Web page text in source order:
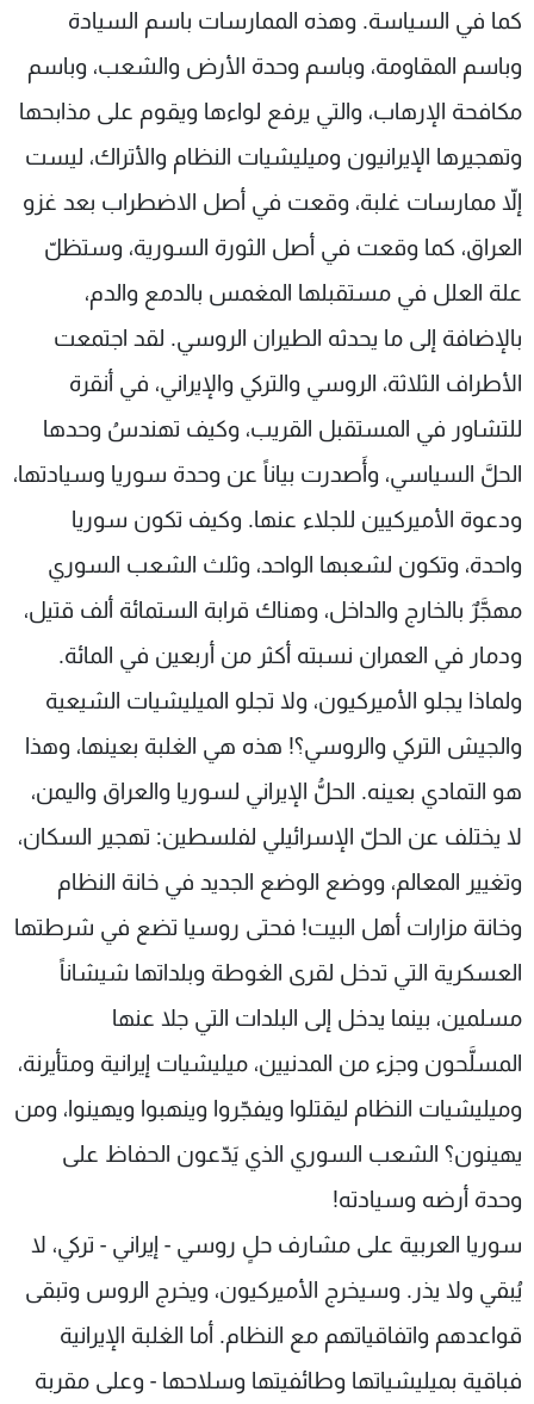
كما في السياسة. وهذه الممارسات باسم السيادة
وباسم المقاومة، وباسم وحدة الأرض والشعب، وباسم
مكافحة الإرهاب، والتي يرفع لواءها ويقوم على مذابحها
وتهجيرها الإيرانيون وميليشيات النظام والأتراك، ليست
إلاّ ممارسات غلبة، وقعت في أصل الاضطراب بعد غزو
العراق، كما وقعت في أصل الثورة السورية، وستظلّ
علة العلل في مستقبلها المغمس بالدمع والدم،
بالإضافة إلى ما يحدثه الطيران الروسي. لقد اجتمعت
الأطراف الثلاثة، الروسي والتركي والإيراني، في أنقرة
للتشاور في المستقبل القريب، وكيف تهندسُ وحدها
الحلَّ السياسي، وأَصدرت بياناً عن وحدة سوريا وسيادتها،
ودعوة الأميركيين للجلاء عنها. وكيف تكون سوريا
واحدة، وتكون لشعبها الواحد، وثلث الشعب السوري
مهجَّرٌ بالخارج والداخل، وهناك قرابة الستمائة ألف قتيل،
ودمار في العمران نسبته أكثر من أربعين في المائة.
ولماذا يجلو الأميركيون، ولا تجلو الميليشيات الشيعية
والجيش التركي والروسي؟! هذه هي الغلبة بعينها، وهذا
هو التمادي بعينه. الحلُّ الإيراني لسوريا والعراق واليمن،
لا يختلف عن الحلّ الإسرائيلي لفلسطين: تهجير السكان،
وتغيير المعالم، ووضع الوضع الجديد في خانة النظام
وخانة مزارات أهل البيت! فحتى روسيا تضع في شرطتها
العسكرية التي تدخل لقرى الغوطة وبلداتها شيشاناً
مسلمين، بينما يدخل إلى البلدات التي جلا عنها
المسلَّحون وجزء من المدنيين، ميليشيات إيرانية ومتأيرنة،
وميليشيات النظام ليقتلوا ويفجّروا وينهبوا ويهينوا، ومن
يهينون؟ الشعب السوري الذي يَدّعون الحفاظ على
وحدة أرضه وسيادته!
سوريا العربية على مشارف حلٍ روسي - إيراني - تركي، لا
يُبقي ولا يذر. وسيخرج الأميركيون، ويخرج الروس وتبقى
قواعدهم واتفاقياتهم مع النظام. أما الغلبة الإيرانية
فباقية بميليشياتها وطائفيتها وسلاحها - وعلى مقربة